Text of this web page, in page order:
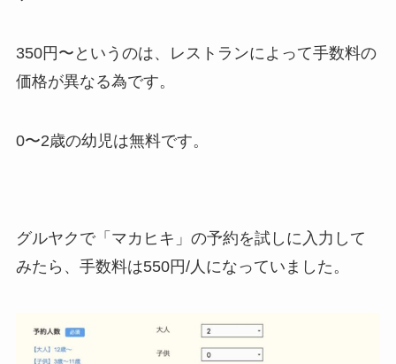
350円〜というのは、レストランによって手数料の
価格が異なる為です。
0〜2歳の幼児は無料です。
グルヤクで「マカヒキ」の予約を試しに入力して
みたら、手数料は550円/人になっていました。